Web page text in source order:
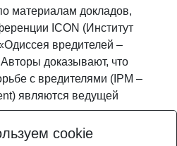
материалам докладов,
ICON (Институт
вредителей –
доказывают, что
с вредителями (IPM –
являются ведущей
наследия, и их
снижения риска, которому
cookie